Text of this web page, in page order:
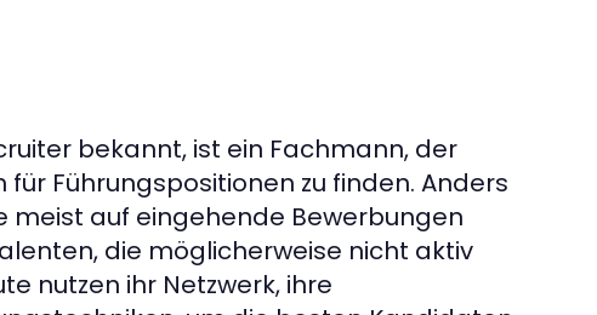
bekannt, ist ein Fachmann, der
Führungspositionen zu finden. Anders
meist auf eingehende Bewerbungen
die möglicherweise nicht aktiv
nutzen ihr Netzwerk, ihre